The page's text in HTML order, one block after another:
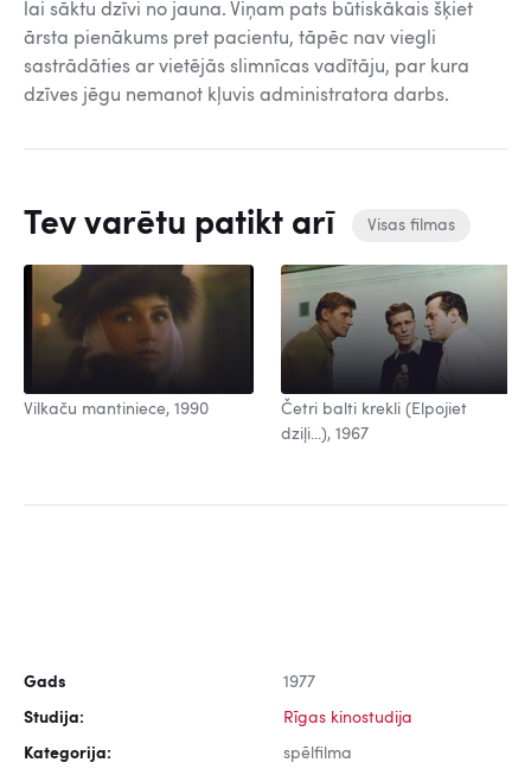
lai sāktu dzīvi no jauna. Viņam pats būtiskākais šķiet
ārsta pienākums pret pacientu, tāpēc nav viegli
sastrādāties ar vietējās slimnīcas vadītāju, par kura
dzīves jēgu nemanot kļuvis administratora darbs.
Tev varētu patikt arī Visas filmas
Vilkaču mantiniece, 1990
Četri balti krekli (Elpojiet
dziļi...), 1967
Gads 1977
Studija: Rīgas kinostudija
Kategorija: spēlfilma